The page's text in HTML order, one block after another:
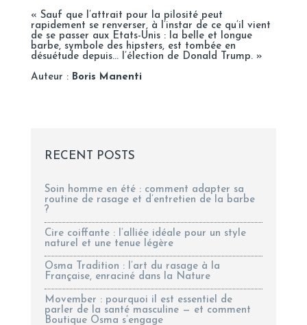
« Sauf que l’attrait pour la pilosité peut
rapidement se renverser, à l’instar de ce qu’il vient
de se passer aux Etats-Unis : la belle et longue
barbe, symbole des hipsters, est tombée en
désuétude depuis… l’élection de Donald Trump. »
Auteur : Boris Manenti
RECENT POSTS
Soin homme en été : comment adapter sa
routine de rasage et d’entretien de la barbe
?
Cire coiffante : l’alliée idéale pour un style
naturel et une tenue légère
Osma Tradition : l’art du rasage à la
Française, enraciné dans la Nature
Movember : pourquoi il est essentiel de
parler de la santé masculine — et comment
Boutique Osma s’engage